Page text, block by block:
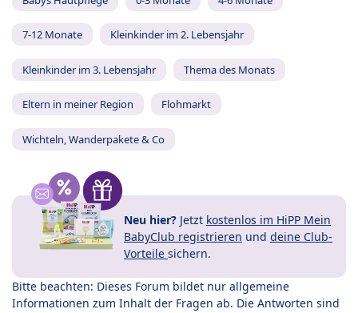
7-12 Monate Kleinkinder im 2. Lebensjahr
Kleinkinder im 3. Lebensjahr Thema des Monats
Eltern in meiner Region Flohmarkt
Wichteln, Wanderpakete & Co
Neu hier? Jetzt kostenlos im HiPP Mein
BabyClub registrieren und deine Club-
Vorteile sichern.
Bitte beachten: Dieses Forum bildet nur allgemeine
Informationen zum Inhalt der Fragen ab. Die Antworten sind